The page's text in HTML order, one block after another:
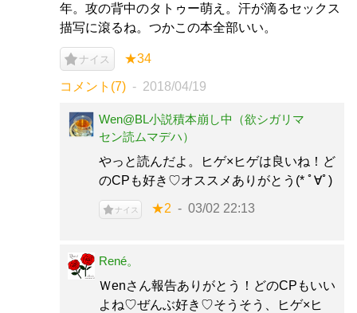
年。攻の背中のタトゥー萌え。汗が滴るセックス
描写に滾るね。つかこの本全部いい。
ナイス ★34
コメント(7) 2018/04/19
Wen@BL小説積本崩し中（欲シガリマ
セン読ムマデハ）
やっと読んだよ。ヒゲ×ヒゲは良いね！ど
のCPも好き♡オススメありがとう(* ﾟ∀ﾟ)
ナイス ★2 03/02 22:13
René。
Ｗenさん報告ありがとう！どのCPもいい
よね♡ぜんぶ好き♡そうそう、ヒゲ×ヒ